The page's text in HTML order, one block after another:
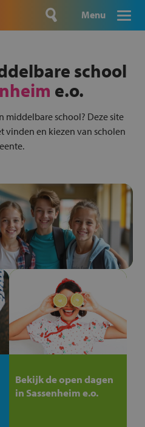
Menu
school
e.o.
middelbare school? Deze site
vinden en kiezen van scholen
Bekijk de open dagen
in Sassenheim e.o.